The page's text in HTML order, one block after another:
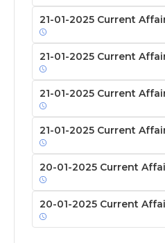
21-01-2025 Current
21-01-2025 Current
21-01-2025 Current
21-01-2025 Current
20-01-2025 Current
20-01-2025 Current